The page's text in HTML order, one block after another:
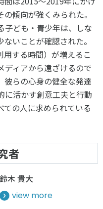
傾向が強くみられた。
子ども・青少年は、しな
いことが確認された。
用する時間）が増えるこ
ディアから遠ざけるので
彼らの心身の健全な発達
に活かす創意工夫と行動
の人に求められている
者
鈴木 貴大
view more